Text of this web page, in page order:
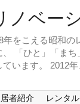
をこえる昭和の
「ひと」「ま
ています。 2012
居者紹介 レンタ